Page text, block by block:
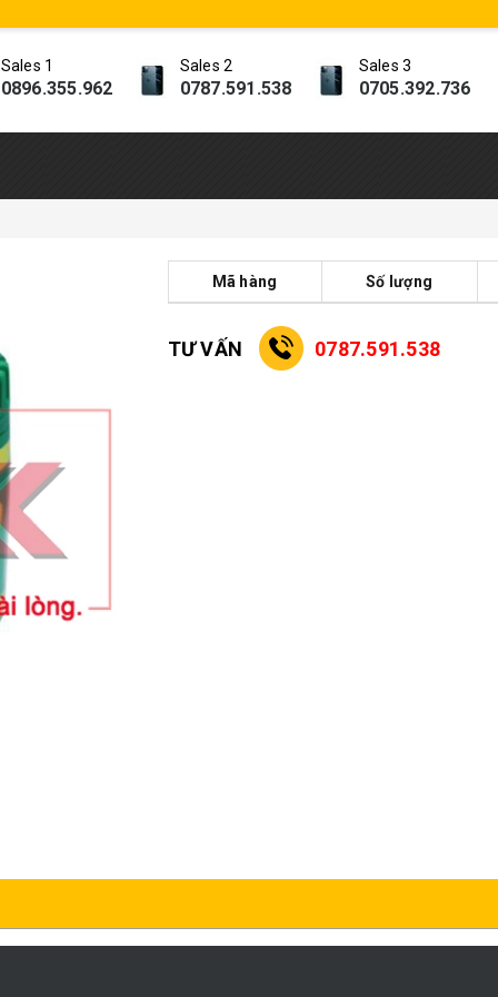
Sales 1
0896.355.962
Sales 2
0787.591.538
Sales 3
0705.392.736
Mã hàng Số lượng
TƯ VẤN 0787.591.538